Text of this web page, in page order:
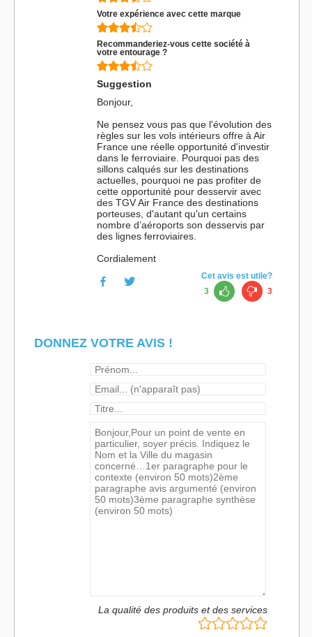
Votre expérience avec cette marque
Recommanderiez-vous cette société à
votre entourage ?
Suggestion
Bonjour,
Ne pensez vous pas que l'évolution des
règles sur les vols intérieurs offre à Air
France une réelle opportunité d'investir
dans le ferroviaire. Pourquoi pas des
sillons calqués sur les destinations
actuelles, pourquoi ne pas profiter de
cette opportunité pour desservir avec
des TGV Air France des destinations
porteuses, d'autant qu'un certains
nombre d’aéroports son desservis par
des lignes ferroviaires.
Cordialement
Cet avis est utile?
3
3
DONNEZ VOTRE AVIS !
La qualité des produits et des services